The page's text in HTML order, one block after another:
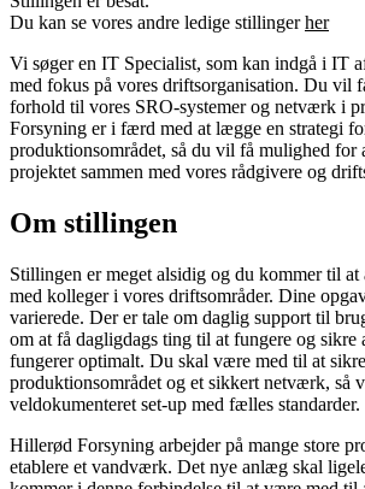
Du kan se vores andre ledige stillingerher
Vi søger en IT Specialist, som kan indgå i IT
med fokus på vores driftsorganisation. Du vil
forhold til vores SRO-systemer og netværk i
Forsyning er i færd med at lægge en strategi
produktionsområdet, så du vil få mulighed for
projektet sammen med vores rådgivere og
Om stillingen
Stillingen er meget alsidig og du kommer til at
med kolleger i vores driftsområder. Dine
varierede. Der er tale om daglig support til
om at få dagligdags ting til at fungere og sikre
fungerer optimalt. Du skal være med til at
produktionsområdet og et sikkert netværk, så
veldokumenteret set-up med fælles standarder.
Hillerød Forsyning arbejder på mange store
etablere et vandværk. Det nye anlæg skal